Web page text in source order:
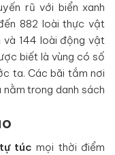
rũ với biển xanh
882 loài thực vật
và 144 loài động vật
biết là vùng có số
ta. Các bãi tắm nơi
trong danh sách
túc mọi thời điểm